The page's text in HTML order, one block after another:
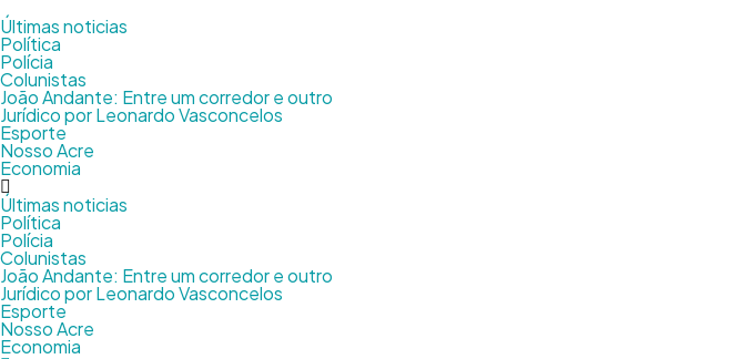
Últimas noticias
Política
Polícia
Colunistas
João Andante: Entre um corredor e outro
Jurídico por Leonardo Vasconcelos
Esporte
Nosso Acre
Economia
Últimas noticias
Política
Polícia
Colunistas
João Andante: Entre um corredor e outro
Jurídico por Leonardo Vasconcelos
Esporte
Nosso Acre
Economia